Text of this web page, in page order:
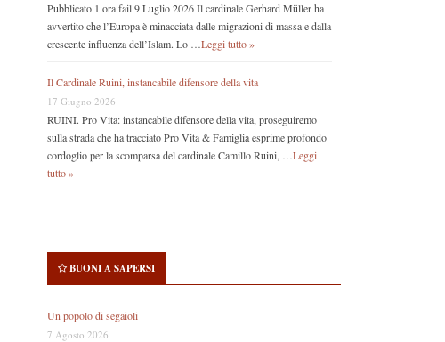
Pubblicato 1 ora fail 9 Luglio 2026 Il cardinale Gerhard Müller ha
avvertito che l’Europa è minacciata dalle migrazioni di massa e dalla
crescente influenza dell’Islam. Lo … Leggi tutto »
Il Cardinale Ruini, instancabile difensore della vita
17 Giugno 2026
RUINI. Pro Vita: instancabile difensore della vita, proseguiremo
sulla strada che ha tracciato Pro Vita & Famiglia esprime profondo
cordoglio per la scomparsa del cardinale Camillo Ruini, … Leggi
tutto »
BUONI A SAPERSI
Un popolo di segaioli
7 Agosto 2026